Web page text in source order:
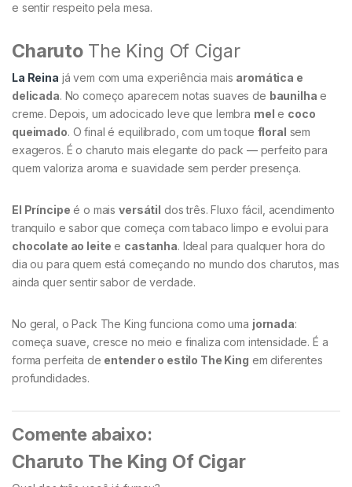
e sentir respeito pela mesa.
Charuto The King Of Cigar
La Reina já vem com uma experiência mais aromática e
delicada. No começo aparecem notas suaves de baunilha e
creme. Depois, um adocicado leve que lembra mel e coco
queimado. O final é equilibrado, com um toque floral sem
exageros. É o charuto mais elegante do pack — perfeito para
quem valoriza aroma e suavidade sem perder presença.
El Príncipe é o maisversátil dos três. Fluxo fácil, acendimento
tranquilo e sabor que começa com tabaco limpo e evolui para
chocolate ao leite e castanha. Ideal para qualquer hora do
dia ou para quem está começando no mundo dos charutos, mas
ainda quer sentir sabor de verdade.
No geral, o Pack The King funciona como uma jornada:
começa suave, cresce no meio e finaliza com intensidade. É a
forma perfeita de entender o estilo The King em diferentes
profundidades.
Comente abaixo:
Charuto The King Of Cigar